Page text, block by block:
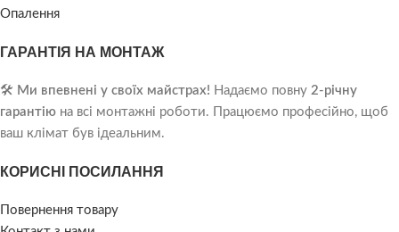
Опалення
ГАРАНТІЯ НА МОНТАЖ
🛠️ Ми впевнені у своїх майстрах! Надаємо повну 2-річну
гарантію на всі монтажні роботи. Працюємо професійно, щоб
ваш клімат був ідеальним.
КОРИСНІ ПОСИЛАННЯ
Повернення товару